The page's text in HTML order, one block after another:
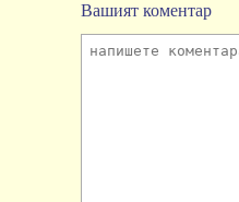
Вашият коментар